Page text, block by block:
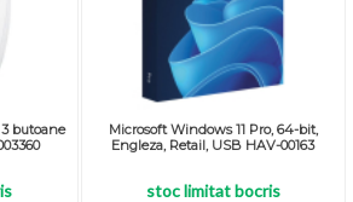
butoane
Microsoft Windows 11 Pro, 64-bit,
Engleza, Retail, USB HAV-00163
stoc limitat bocris